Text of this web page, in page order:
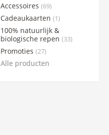
Accessoires (69)
Cadeaukaarten (1)
100% natuurlijk &
biologische repen (33)
Promoties (27)
Alle producten